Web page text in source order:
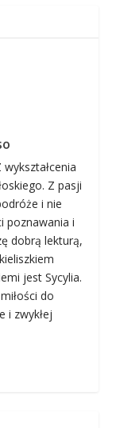
Z pasji
i nie
poznawania i
dobrą lekturą,
jest Sycylia.
do
i zwykłej